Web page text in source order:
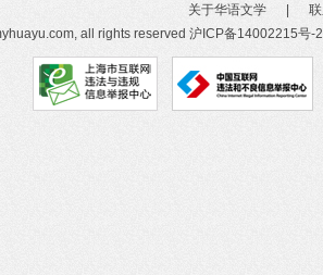
关于华语文学
all rights reserved 沪ICP备14002215号-2